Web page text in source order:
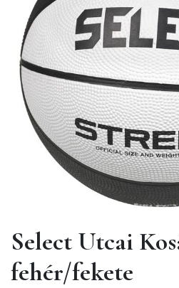
Select Utcai
fehér/fekete